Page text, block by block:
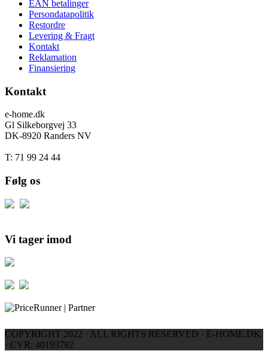
EAN betalinger
Persondatapolitik
Restordre
Levering & Fragt
Kontakt
Reklamation
Finansiering
Kontakt
e-home.dk
Gl Silkeborgvej 33
DK-8920 Randers NV
T: 71 99 24 44
Følg os
Vi tager imod
COPYRIGHT 2022 · ALL RIGHTS RESERVED · E-HOME.DK
· CVR: 40193782